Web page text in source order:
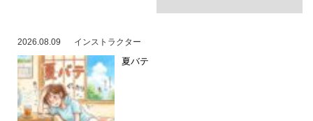
2026.08.09 インストラクター
夏バテ